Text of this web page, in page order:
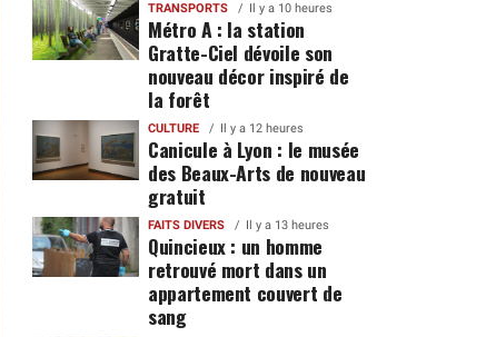
TRANSPORTS Il y a 10 heures
Métro A : la station
Gratte-Ciel dévoile son
nouveau décor inspiré de
la forêt
CULTURE Il y a 12 heures
Canicule à Lyon : le musée
des Beaux-Arts de nouveau
gratuit
FAITS DIVERS Il y a 13 heures
Quincieux : un homme
retrouvé mort dans un
appartement couvert de
sang